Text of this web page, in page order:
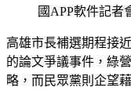
國APP軟件記者
高雄市長補選期程接
的論文爭議事件，綠
略，而民眾黨則企望